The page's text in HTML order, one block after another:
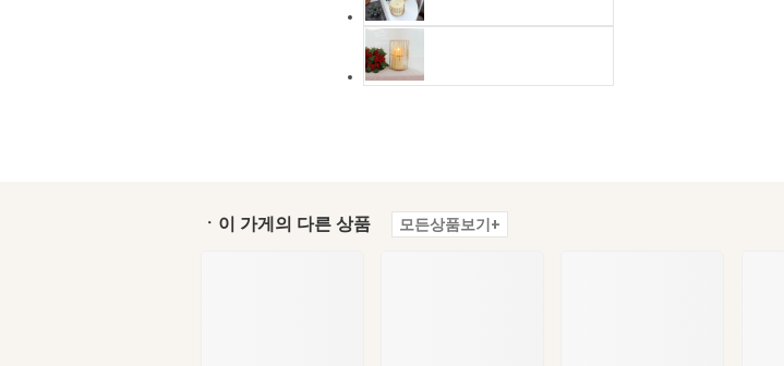
ㆍ이 가게의 다른 상품 모든상품보기+